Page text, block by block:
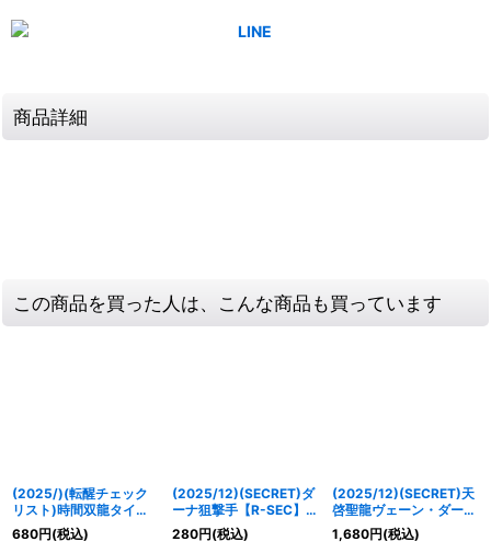
商品詳細
この商品を買った人は、こんな商品も買っています
(2025/)(転醒チェック
リスト)時間双龍タイム
ラー・ダイムラー/時空
竜軍団長タイムラー・ダ
680円(税込)
(2025/12)(SECRET)ダ
ーナ狙撃手【R-SEC】
{BS74-064}《青》
280円(税込)
(2025/12)(SECRET)天
啓聖龍ヴェーン・ダーン
タ【X-SEC】{BS74-
X15}《白》
1,680円(税込)